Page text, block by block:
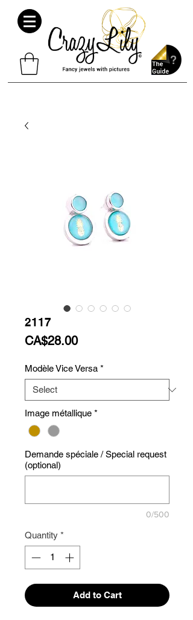
2117
CA$28.00Price
Modèle Vice Versa *
Image métallique *
Demande spéciale / Special request
(optional)
0/500
Quantity *
Add to Cart